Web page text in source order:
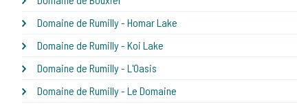
Domaine de Rumilly - Homar Lake
Domaine de Rumilly - Koi Lake
Domaine de Rumilly - L'Oasis
Domaine de Rumilly - Le Domaine